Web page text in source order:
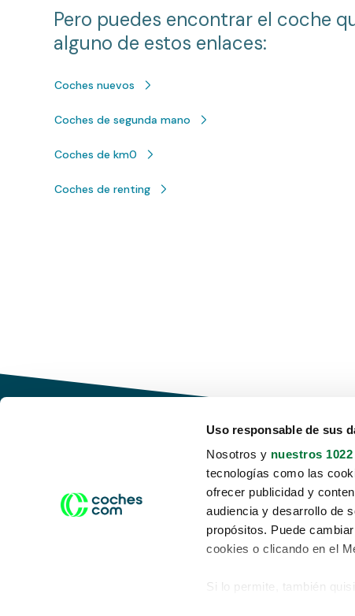
Uso responsable de sus
Nosotros y nuestros
tecnologías como las
ofrecer publicidad y
audiencia y desarrollo de
propósitos. Puede
cookies o clicando en el
Si lo permite, también
Pero puedes encontrar el coche
alguno de estos enlaces:
Coches nuevos
Coches de segunda mano
Coches de km0
Coches de renting
Conduce tu futuro,
desata tu movilidad